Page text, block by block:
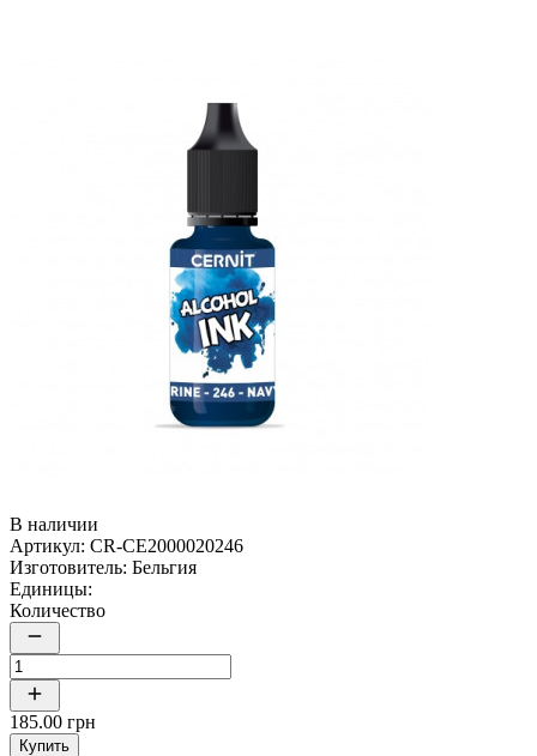
В наличии
Артикул: CR-CE2000020246
Изготовитель: Бельгия
Единицы:
Количество
185.00 грн
Купить